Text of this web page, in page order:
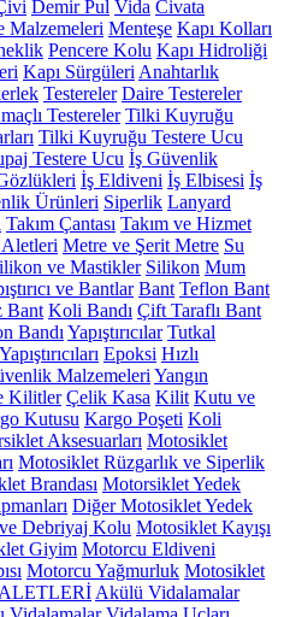
Demir Pul Vida Civata
Malzemeleri Menteşe Kapı Kolları
Pencere Kolu Kapı Hidroliği
Kapı Sürgüleri Anahtarlık
Testereler Daire Testereler
Testereler Tilki Kuyruğu
Tilki Kuyruğu Testere Ucu
Testere Ucu İş Güvenlik
İş Eldiveni İş Elbisesi İş
Ürünleri Siperlik Lanyard
Takım Çantası Takım ve Hizmet
Metre ve Şerit Metre Su
ve Mastikler Silikon Mum
ve Bantlar Bant Teflon Bant
Bant Koli Bandı Çift Taraflı Bant
Bandı Yapıştırıcılar Tutkal
Epoksi Hızlı
Malzemeleri Yangın
Kilitler Çelik Kasa Kilit Kutu ve
Kutusu Kargo Poşeti Koli
Aksesuarları Motosiklet
Motosiklet Rüzgarlık ve Siperlik
Brandası Motorsiklet Yedek
Diğer Motosiklet Yedek
Debriyaj Kolu Motosiklet Kayışı
Giyim Motorcu Eldiveni
Motorcu Yağmurluk Motosiklet
Akülü Vidalamalar